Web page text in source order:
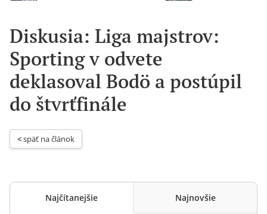
Diskusia: Liga majstrov:
Sporting v odvete
deklasoval Bodö a postúpil
do štvrťfinále
< späť na článok
Najčítanejšie Najnovšie